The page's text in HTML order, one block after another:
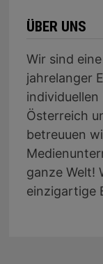
ÜBER UNS
Wir sind
jahrelanger
individuellen
Österreich
betreuuen
ganze Welt!
einzigartige